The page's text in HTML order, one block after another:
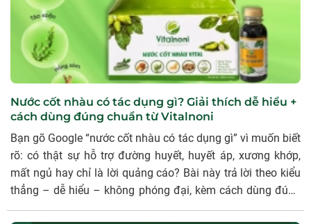
Nước cốt nhàu có tác dụng gì? Giải thích dễ hiểu +
cách dùng đúng chuẩn từ Vitalnoni
Bạn gõ Google “nước cốt nhàu có tác dụng gì” vì muốn biết
rõ: có thật sự hỗ trợ đường huyết, huyết áp, xương khớp,
mất ngủ hay chỉ là lời quảng cáo? Bài này trả lời theo kiểu
thẳng – dễ hiểu – không phóng đại, kèm cách dùng đúng
và những lưu ý quan trọng để anh/chị dùng nước cốt nhàu